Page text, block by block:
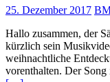
25. Dezember 2017
Hallo zusammen, der
kürzlich sein
weihnachtliche
vorenthalten. Der Song